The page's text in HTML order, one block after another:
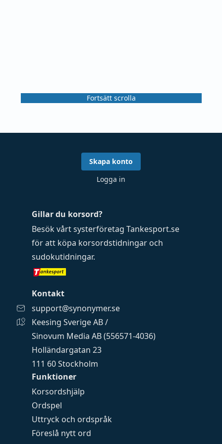
Fortsätt scrolla
Funktioner
Korsordshjälp
Ordspel
Uttryck och ordspråk
Föreslå nytt ord
Gillar du korsord?
Besök vårt systerföretag Tankesport.se
för att köpa korsordstidningar och
sudokutidningar.
Kontakt
support@synonymer.se
Keesing Sverige AB /
Sinovum Media AB (556571-4036)
Holländargatan 23
111 60 Stockholm
Skapa konto
Logga in